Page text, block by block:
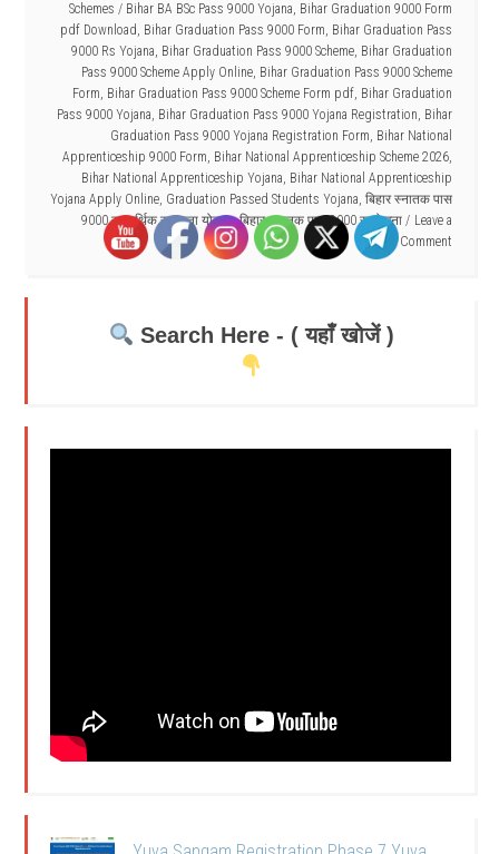
Schemes / Bihar BA BSc Pass 9000 Yojana, Bihar Graduation 9000 Form
pdf Download, Bihar Graduation Pass 9000 Form, Bihar Graduation Pass
9000 Rs Yojana, Bihar Graduation Pass 9000 Scheme, Bihar Graduation
Pass 9000 Scheme Apply Online, Bihar Graduation Pass 9000 Scheme
Form, Bihar Graduation Pass 9000 Scheme Form pdf, Bihar Graduation
Pass 9000 Yojana, Bihar Graduation Pass 9000 Yojana Registration, Bihar
Graduation Pass 9000 Yojana Registration Form, Bihar National
Apprenticeship 9000 Form, Bihar National Apprenticeship Scheme 2026,
Bihar National Apprenticeship Yojana, Bihar National Apprenticeship
Yojana Apply Online, Graduation Passed Students Yojana, बिहार स्नातक पास
9000 रु आर्थिक सहायता योजना,बिहार स्नातक पास 9000 रु योजना
Leave a
Comment
Search Here - ( यहाँ खोजें )